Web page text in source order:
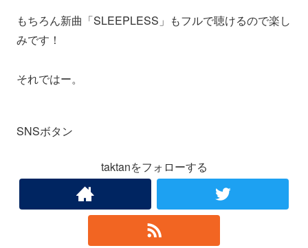
もちろん新曲「SLEEPLESS」もフルで聴けるので楽し
みです！
それではー。
SNSボタン
taktanをフォローする